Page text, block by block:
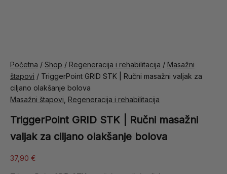
Početna / Shop / Regeneracija i rehabilitacija / Masažni
štapovi / TriggerPoint GRID STK | Ručni masažni valjak za
ciljano olakšanje bolova
Masažni štapovi Regeneracija i rehabilitacija
TriggerPoint GRID STK | Ručni masažni
valjak za ciljano olakšanje bolova
37,90 €